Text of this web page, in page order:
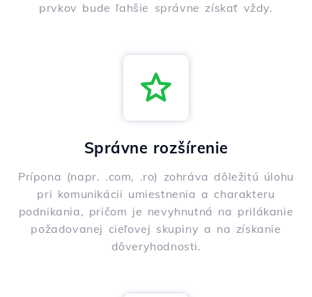
prvkov bude ľahšie správne získať vždy.
Správne rozšírenie
Prípona (napr. .com, .ro) zohráva dôležitú úlohu
pri komunikácii umiestnenia a charakteru
podnikania, pričom je nevyhnutná na prilákanie
požadovanej cieľovej skupiny a na získanie
dôveryhodnosti.